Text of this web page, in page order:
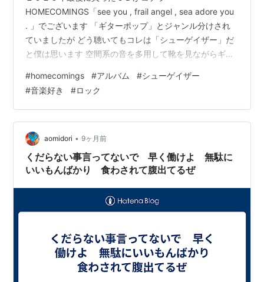
HOMECOMINGS「see you , frail angel , sea adore you
. 」でございます 「ギターポップ」とジャンル分けされ
ていましたが どう聴いてもコレは「シューゲイザー」だ
と僕は思います 空間系の音を多用して靴を見ながらギタ
重く歪んだギターを多用して世界観を作るタイプ ・シン
セやシーケンスを多用して世界観を作るタイプ ・限りな
くポップスやロックに近い音数のタイプ って感じで鳴ら
し方は様々 HOMECOMINGSに関しては二番目ですな リ
バーブ・コーラス・ディレイの多重録音に…
#homecomings #アルバム #シューゲイザー
#音楽好き #ロック
aomidori • 9ヶ月前
くだらない事言ってないで 早く働けよ 無駄に
いいもんばかり 食わされて腹出てるぜ